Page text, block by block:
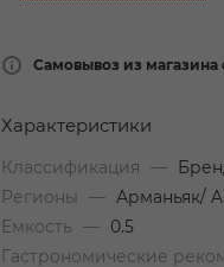
Самовывоз из магазина
Характеристики
Классификация —
Регионы
—
Арманьяк/
Емкость
—
0.5
Гастрономические